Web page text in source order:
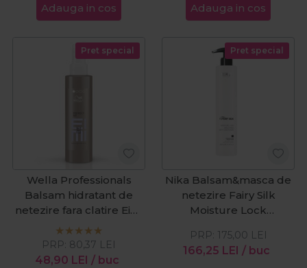
Adauga in cos Adauga in cos
Pret special
Wella Professionals
Balsam hidratant de
netezire fara clatire Eimi
Perfect Me 100ml
48,90 LEI / buc
PRP: 80,37 LEI
Pret special
Nika Balsam&masca de
netezire Fairy Silk
Moisture Lock
Conditioner 250ml
166,25 LEI / buc
PRP: 175,00 LEI